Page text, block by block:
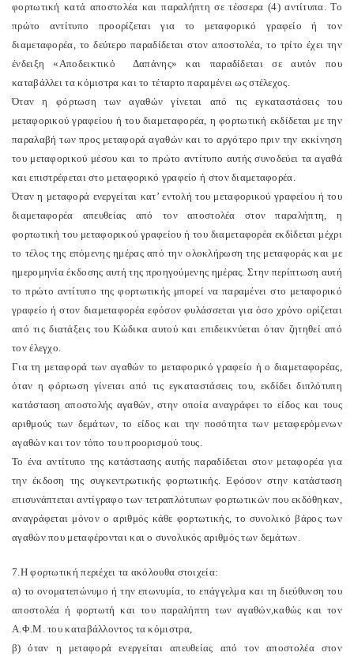
φορτωτική κατά αποστολέα και παραλήπτη σε τέσσερα (4) αντίτυπα. Το
πρώτο αντίτυπο προορίζεται για το μεταφορικό γραφείο ή τον
διαμεταφορέα, το δεύτερο παραδίδεται στον αποστολέα, το τρίτο έχει την
ένδειξη «Αποδεικτικό Δαπάνης» και παραδίδεται σε αυτόν που
καταβάλλει τα κόμιστρα και το τέταρτο παραμένει ως στέλεχος.
Όταν η φόρτωση των αγαθών γίνεται από τις εγκαταστάσεις του
μεταφορικού γραφείου ή του διαμεταφορέα, η φορτωτική εκδίδεται με την
παραλαβή των προς μεταφορά αγαθών και το αργότερο πριν την εκκίνηση
του μεταφορικού μέσου και το πρώτο αντίτυπο αυτής συνοδεύει τα αγαθά
και επιστρέφεται στο μεταφορικό γραφείο ή στον διαμεταφορέα.
Όταν η μεταφορά ενεργείται κατ’ εντολή του μεταφορικού γραφείου ή του
διαμεταφορέα απευθείας από τον αποστολέα στον παραλήπτη, η
φορτωτική του μεταφορικού γραφείου ή του διαμεταφορέα εκδίδεται μέχρι
το τέλος της επόμενης ημέρας από την ολοκλήρωση της μεταφοράς και με
ημερομηνία έκδοσης αυτή της προηγούμενης ημέρας. Στην περίπτωση αυτή
το πρώτο αντίτυπο της φορτωτικής μπορεί να παραμένει στο μεταφορικό
γραφείο ή στον διαμεταφορέα εφόσον φυλάσσεται για όσο χρόνο ορίζεται
από τις διατάξεις του Κώδικα αυτού και επιδεικνύεται όταν ζητηθεί από
τον έλεγχο.
Για τη μεταφορά των αγαθών το μεταφορικό γραφείο ή ο διαμεταφορέας,
όταν η φόρτωση γίνεται από τις εγκαταστάσεις του, εκδίδει διπλότυπη
κατάσταση αποστολής αγαθών, στην οποία αναγράφει το είδος και τους
αριθμούς των δεμάτων, το είδος και την ποσότητα των μεταφερόμενων
αγαθών και τον τόπο του προορισμού τους.
Το ένα αντίτυπο της κατάστασης αυτής παραδίδεται στον μεταφορέα για
την έκδοση της συγκεντρωτικής φορτωτικής. Εφόσον στην κατάσταση
επισυνάπτεται αντίγραφο των τετραπλότυπων φορτωτικών που εκδόθηκαν,
αναγράφεται μόνον ο αριθμός κάθε φορτωτικής, το συνολικό βάρος των
αγαθών που μεταφέρονται και ο συνολικός αριθμός των δεμάτων.
7.Η φορτωτική περιέχει τα ακόλουθα στοιχεία:
α) το ονοματεπώνυμο ή την επωνυμία, το επάγγελμα και τη διεύθυνση του
αποστολέα ή φορτωτή και του παραλήπτη των αγαθών,καθώς και τον
Α.Φ.Μ. του καταβάλλοντος τα κόμιστρα,
β) όταν η μεταφορά ενεργείται απευθείας από τον αποστολέα στον